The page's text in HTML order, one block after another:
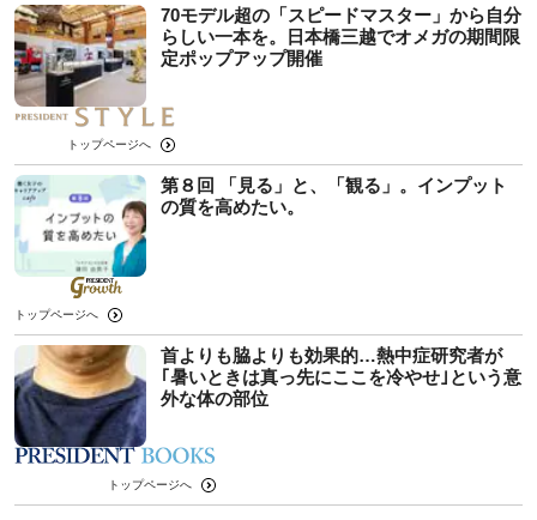
70モデル超の「スピードマスター」から自分
らしい一本を。日本橋三越でオメガの期間限
定ポップアップ開催
トップページへ
第８回 「見る」と、「観る」。インプット
の質を高めたい。
トップページへ
首よりも脇よりも効果的…熱中症研究者が
｢暑いときは真っ先にここを冷やせ｣という意
外な体の部位
トップページへ